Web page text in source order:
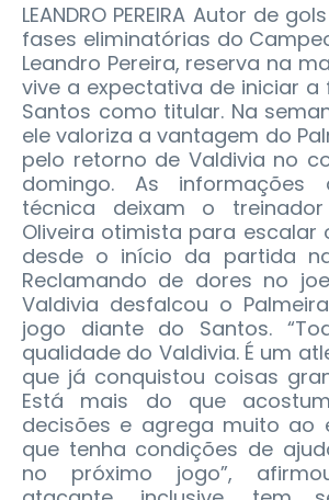
LEANDRO PEREIRA Autor de
fases eliminatórias do
Leandro Pereira, reserva na
vive a expectativa de iniciar a
Santos como titular. Na
ele valoriza a vantagem do
pelo retorno de Valdivia no
domingo. As informações
técnica deixam o
Oliveira otimista para escalar
desde o início da partida
Reclamando de dores no
Valdivia desfalcou o
jogo diante do Santos.
qualidade do Valdivia. É um
que já conquistou coisas
Está mais do que
decisões e agrega muito ao
que tenha condições de
no próximo jogo”,